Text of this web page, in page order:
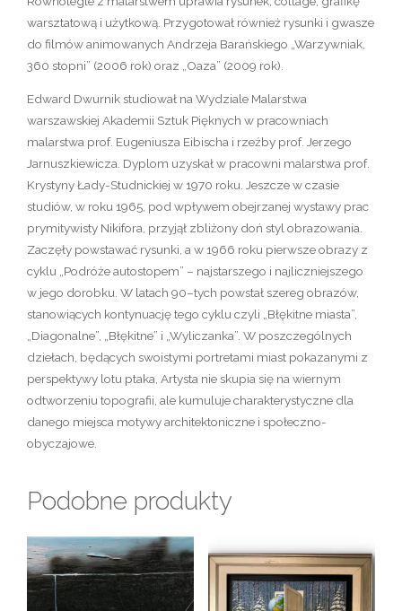
warsztatową i użytkową. Przygotował również rysunki i gwasze
do filmów animowanych Andrzeja Barańskiego „Warzywniak,
360 stopni” (2006 rok) oraz „Oaza” (2009 rok).
Edward Dwurnik studiował na Wydziale Malarstwa
warszawskiej Akademii Sztuk Pięknych w pracowniach
malarstwa prof. Eugeniusza Eibischa i rzeźby prof. Jerzego
Jarnuszkiewicza. Dyplom uzyskał w pracowni malarstwa prof.
Krystyny Łady-Studnickiej w 1970 roku. Jeszcze w czasie
studiów, w roku 1965, pod wpływem obejrzanej wystawy prac
prymitywisty Nikifora, przyjął zbliżony doń styl obrazowania.
Zaczęły powstawać rysunki, a w 1966 roku pierwsze obrazy z
cyklu „Podróże autostopem” – najstarszego i najliczniejszego
w jego dorobku. W latach 90–tych powstał szereg obrazów,
stanowiących kontynuację tego cyklu czyli „Błękitne miasta”,
„Diagonalne”, „Błękitne” i „Wyliczanka”. W poszczególnych
dziełach, będących swoistymi portretami miast pokazanymi z
perspektywy lotu ptaka, Artysta nie skupia się na wiernym
odtworzeniu topografii, ale kumuluje charakterystyczne dla
danego miejsca motywy architektoniczne i społeczno-
obyczajowe.
Podobne produkty